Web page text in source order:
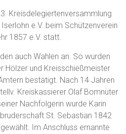
Kreisdelegiertenversammlung
e.V. beim Schützenverein
1857 e.V. statt.
auch Wahlen an. So wurden
Hölzer und Kreisschießmeister
bestätigt. Nach 14 Jahren
Kreiskassierer Olaf Bomnüter
Nachfolgerin wurde Karin
St. Sebastian 1842
Im Anschluss ernannte